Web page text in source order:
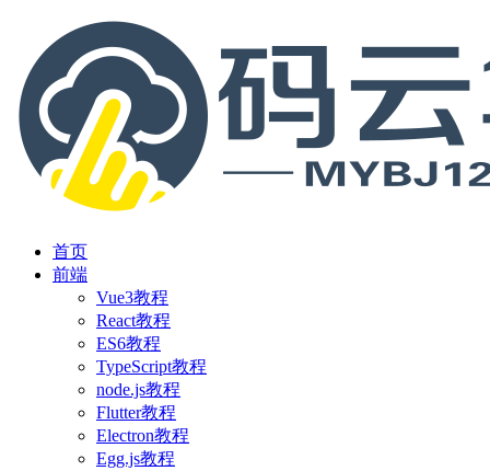
首页
前端
Vue3教程
React教程
ES6教程
TypeScript教程
node.js教程
Flutter教程
Electron教程
Egg.js教程